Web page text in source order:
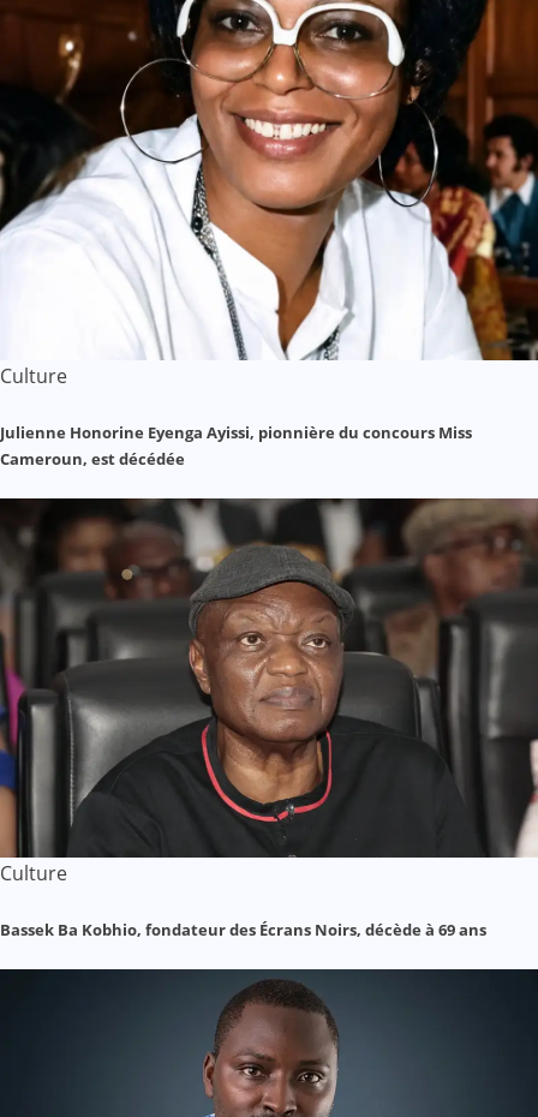
Culture
Julienne Honorine Eyenga Ayissi, pionnière du concours Miss
Cameroun, est décédée
Culture
Bassek Ba Kobhio, fondateur des Écrans Noirs, décède à 69 ans